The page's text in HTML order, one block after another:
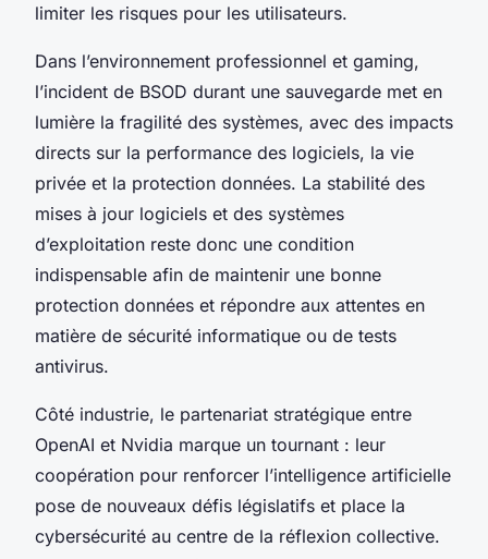
limiter les risques pour les utilisateurs.
Dans l’environnement professionnel et gaming,
l’incident de BSOD durant une sauvegarde met en
lumière la fragilité des systèmes, avec des impacts
directs sur la performance des logiciels, la vie
privée et la protection données. La stabilité des
mises à jour logiciels et des systèmes
d’exploitation reste donc une condition
indispensable afin de maintenir une bonne
protection données et répondre aux attentes en
matière de sécurité informatique ou de tests
antivirus.
Côté industrie, le partenariat stratégique entre
OpenAI et Nvidia marque un tournant : leur
coopération pour renforcer l’intelligence artificielle
pose de nouveaux défis législatifs et place la
cybersécurité au centre de la réflexion collective.